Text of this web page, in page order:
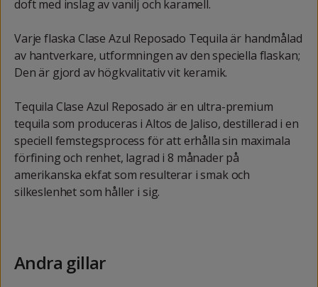
doft med inslag av vanilj och karamell.
Varje flaska Clase Azul Reposado Tequila är handmålad
av hantverkare, utformningen av den speciella flaskan;
Den är gjord av högkvalitativ vit keramik.
Tequila Clase Azul Reposado är en ultra-premium
tequila som produceras i Altos de Jaliso, destillerad i en
speciell femstegsprocess för att erhålla sin maximala
förfining och renhet, lagrad i 8 månader på
amerikanska ekfat som resulterar i smak och
silkeslenhet som håller i sig.
Andra gillar